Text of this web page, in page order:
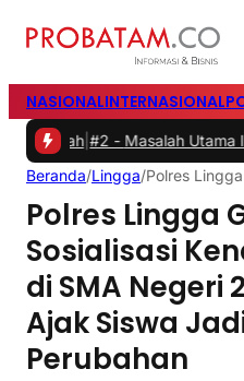
NASIONALINTERNASIONAL
#2 -Masalah Utama
Beranda/Lingga/Polres
Polres Lingga
Sosialisasi
di SMA Negeri
Ajak Siswa
Perubahan